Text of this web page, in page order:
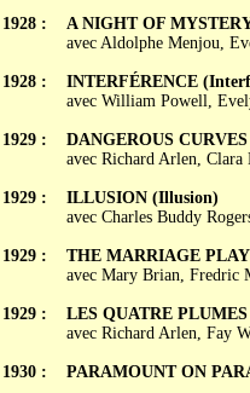
1928 :
1928 :
1929 :
1929 :
1929 :
1929 :
1930 :
A NIGHT OF
avec Aldolphe Menjou,
INTERFÉRENCE
avec William Powell,
DANGEROUS CURVES
avec Richard Arlen,
ILLUSION (Illusion)
avec Charles Buddy
THE MARRIAGE
avec Mary Brian, Fredric
LES QUATRE
avec Richard Arlen, Fay
PARAMOUNT ON